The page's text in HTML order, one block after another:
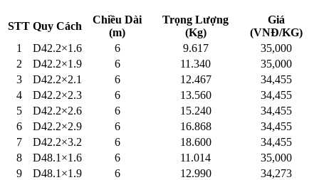
STT Quy Cách
Chiều Dài
(m)
Trọng Lượng
(Kg)
Giá
(VNĐ/KG)
1
D42.2×1.6 6 9.617
35,000
2
D42.2×1.9 6 11.340
35,000
3
D42.2×2.1 6 12.467
34,455
4
D42.2×2.3 6 13.560
34,455
5
D42.2×2.6 6 15.240
34,455
6
D42.2×2.9 6 16.868
34,455
7
D42.2×3.2 6 18.600
34,455
8
D48.1×1.6 6 11.014
35,000
9
D48.1×1.9 6 12.990
34,273